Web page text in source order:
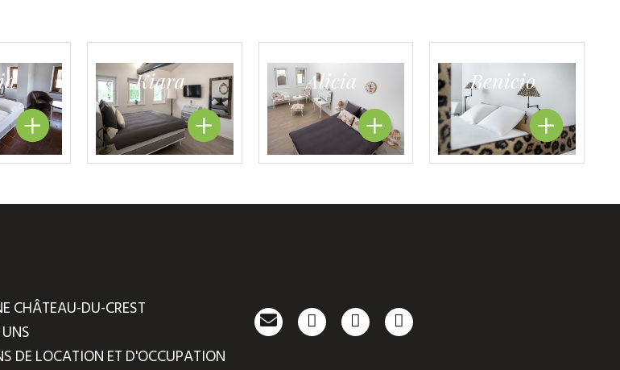
Kiara Alicia Benicio
CHÂTEAU-DU-CREST
DE LOCATION ET D'OCCUPATION